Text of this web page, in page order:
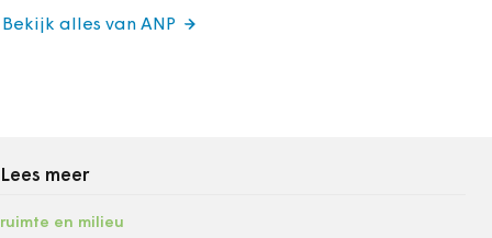
Bekijk alles van ANP
Lees meer
ruimte en milieu